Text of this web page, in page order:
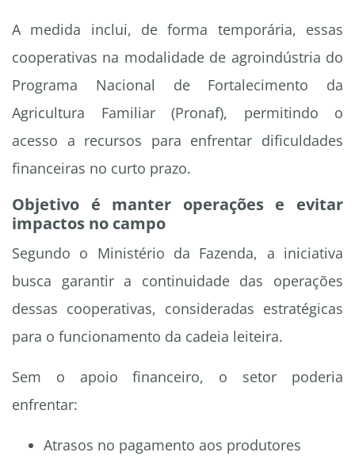
A medida inclui, de forma temporária, essas
cooperativas na modalidade de agroindústria do
Programa Nacional de Fortalecimento da
Agricultura Familiar (Pronaf), permitindo o
acesso a recursos para enfrentar dificuldades
financeiras no curto prazo.
Objetivo é manter operações e evitar
impactos no campo
Segundo o Ministério da Fazenda, a iniciativa
busca garantir a continuidade das operações
dessas cooperativas, consideradas estratégicas
para o funcionamento da cadeia leiteira.
Sem o apoio financeiro, o setor poderia
enfrentar:
Atrasos no pagamento aos produtores